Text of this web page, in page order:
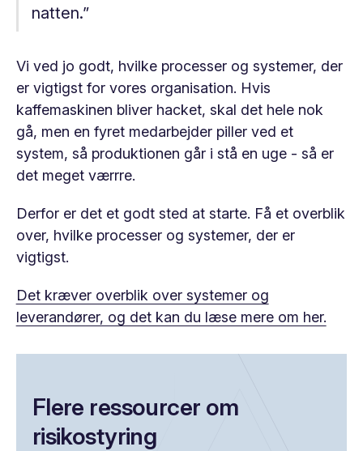
natten.”
Vi ved jo godt, hvilke processer og systemer, der
er vigtigst for vores organisation. Hvis
kaffemaskinen bliver hacket, skal det hele nok
gå, men en fyret medarbejder piller ved et
system, så produktionen går i stå en uge - så er
det meget værrre.
Derfor er det et godt sted at starte. Få et overblik
over, hvilke processer og systemer, der er
vigtigst.
Det kræver overblik over systemer og
leverandører, og det kan du læse mere om her.
Flere ressourcer om
risikostyring